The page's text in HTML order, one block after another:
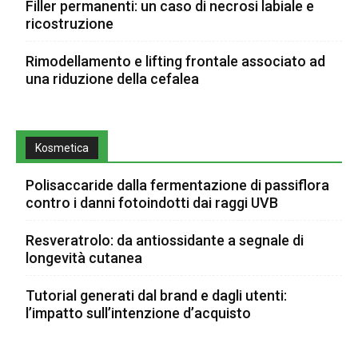
Filler permanenti: un caso di necrosi labiale e
ricostruzione
Rimodellamento e lifting frontale associato ad
una riduzione della cefalea
Kosmetica
Polisaccaride dalla fermentazione di passiflora
contro i danni fotoindotti dai raggi UVB
Resveratrolo: da antiossidante a segnale di
longevità cutanea
Tutorial generati dal brand e dagli utenti:
l’impatto sull’intenzione d’acquisto